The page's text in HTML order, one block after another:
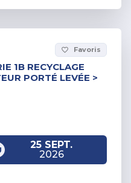
favorite_border Favoris
1B RECYCLAGE
PORTÉ LEVÉE >
25 SEPT.
2026